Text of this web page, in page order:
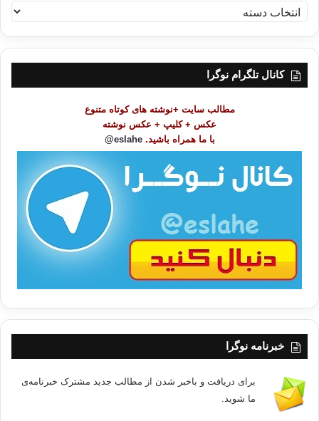
ه
ر
کانال تلگرام نوگرا
مطالب سایت +نوشته های کوتاه متنوع
عکس + کلیپ + عکس نوشته
با ما همراه باشید. eslahe@
خبرنامه نوگرا
برای دریافت و باخبر شدن از مطالب جدید مشترک خبرنامه‌ی
ما شوید.